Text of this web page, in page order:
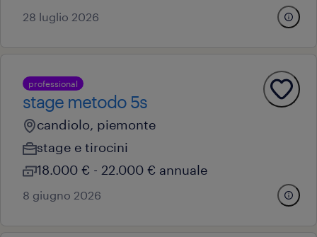
28 luglio 2026
professional
stage metodo 5s
candiolo, piemonte
stage e tirocini
18.000 € - 22.000 € annuale
8 giugno 2026